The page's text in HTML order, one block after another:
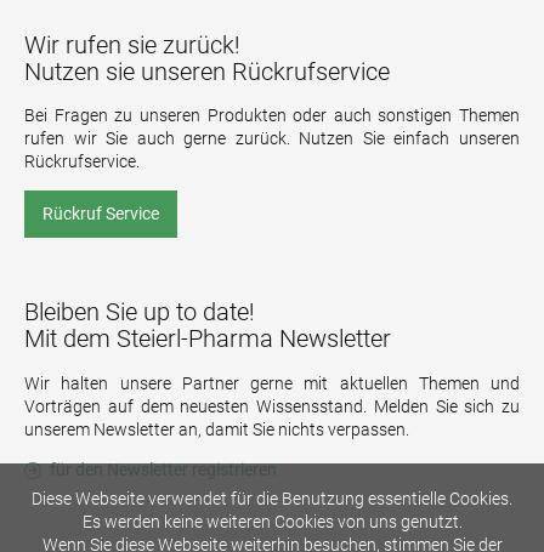
Wir rufen sie zurück!
Nutzen sie unseren Rückrufservice
Bei Fragen zu unseren Produkten oder auch sonstigen Themen
rufen wir Sie auch gerne zurück. Nutzen Sie einfach unseren
Rückrufservice.
Rückruf Service
Bleiben Sie up to date!
Mit dem Steierl-Pharma Newsletter
Wir halten unsere Partner gerne mit aktuellen Themen und
Vorträgen auf dem neuesten Wissensstand. Melden Sie sich zu
unserem Newsletter an, damit Sie nichts verpassen.
für den Newsletter registrieren
Diese Webseite verwendet für die Benutzung essentielle Cookies.
Es werden keine weiteren Cookies von uns genutzt.
Wenn Sie diese Webseite weiterhin besuchen, stimmen Sie der